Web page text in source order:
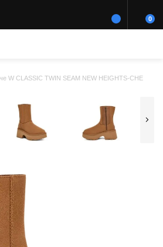
0
W CLASSIC TWIN SEAM NEW HEIGHTS-CHE